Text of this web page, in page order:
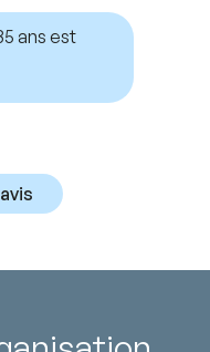
ans est